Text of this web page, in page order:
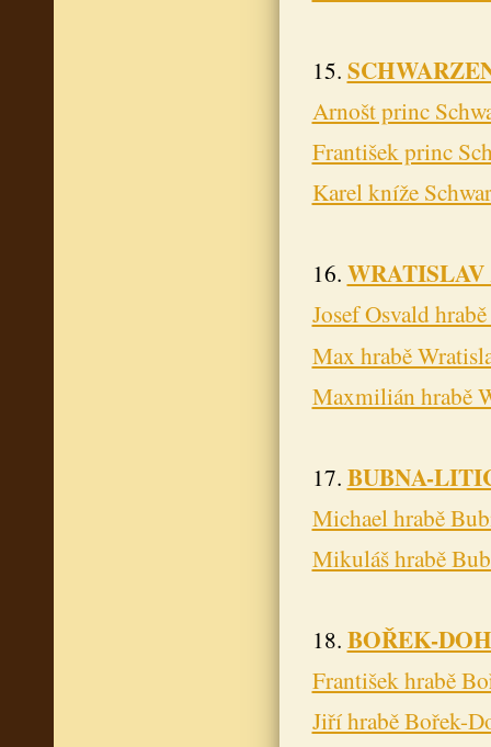
15.
Arnošt princ
František princ
Karel kníže
16.
Josef Osvald
Max hrabě
Maxmilián hrabě
17. BUBNA-
Michael hrabě
Mikuláš hrabě
18. BOŘEK-
František hrabě
Jiří hrabě Bořek-